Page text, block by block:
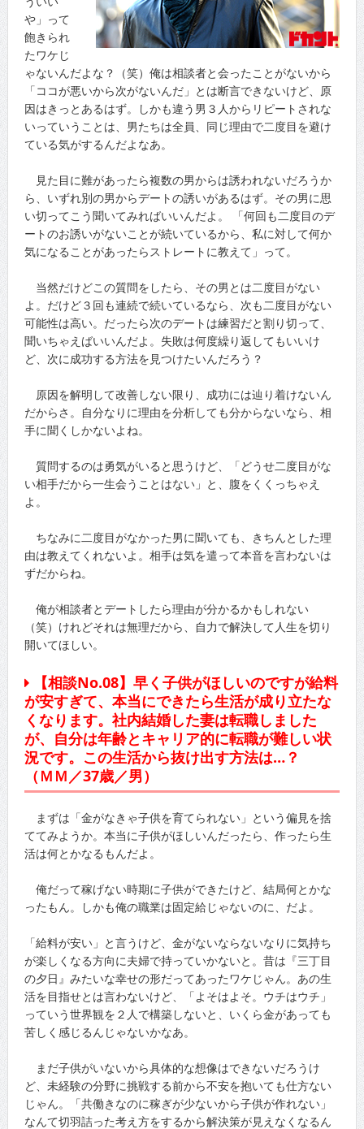
や」って
飽きられ
たワケじ
ゃないんだよな？（笑）俺は相談者と会ったことがないから
「ココが悪いから次がないんだ」とは断言できないけど、原
因はきっとあるはず。しかも違う男３人からリピートされな
いっていうことは、男たちは全員、同じ理由で二度目を避け
ている気がするんだよなあ。
見た目に難があったら複数の男からは誘われないだろうか
ら、いずれ別の男からデートの誘いがあるはず。その男に思
い切ってこう聞いてみればいいんだよ。 「何回も二度目のデ
ートのお誘いがないことが続いているから、私に対して何か
気になることがあったらストレートに教えて」って。
当然だけどこの質問をしたら、その男とは二度目がない
よ。だけど３回も連続で続いているなら、次も二度目がない
可能性は高い。だったら次のデートは練習だと割り切って、
聞いちゃえばいいんだよ。失敗は何度繰り返してもいいけ
ど、次に成功する方法を見つけたいんだろう？
原因を解明して改善しない限り、成功には辿り着けないん
だからさ。自分なりに理由を分析しても分からないなら、相
手に聞くしかないよね。
質問するのは勇気がいると思うけど、「どうせ二度目がな
い相手だから一生会うことはない」と、腹をくくっちゃえ
よ。
ちなみに二度目がなかった男に聞いても、きちんとした理
由は教えてくれないよ。相手は気を遣って本音を言わないは
ずだからね。
俺が相談者とデートしたら理由が分かるかもしれない
（笑）けれどそれは無理だから、自力で解決して人生を切り
開いてほしい。
【相談No.08】早く子供がほしいのですが給料
が安すぎて、本当にできたら生活が成り立たな
くなります。社内結婚した妻は転職しました
が、自分は年齢とキャリア的に転職が難しい状
況です。この生活から抜け出す方法は…？
（ＭＭ／37歳／男）
まずは「金がなきゃ子供を育てられない」という偏見を捨
ててみようか。本当に子供がほしいんだったら、作ったら生
活は何とかなるもんだよ。
俺だって稼げない時期に子供ができたけど、結局何とかな
ったもん。しかも俺の職業は固定給じゃないのに、だよ。
「給料が安い」と言うけど、金がないならないなりに気持ち
が楽しくなる方向に夫婦で持っていかないと。昔は『三丁目
の夕日』みたいな幸せの形だってあったワケじゃん。あの生
活を目指せとは言わないけど、「よそはよそ。ウチはウチ」
っていう世界観を２人で構築しないと、いくら金があっても
苦しく感じるんじゃないかなあ。
まだ子供がいないから具体的な想像はできないだろうけ
ど、未経験の分野に挑戦する前から不安を抱いても仕方ない
じゃん。「共働きなのに稼ぎが少ないから子供が作れない」
なんて切羽詰った考え方をするから解決策が見えなくなるん